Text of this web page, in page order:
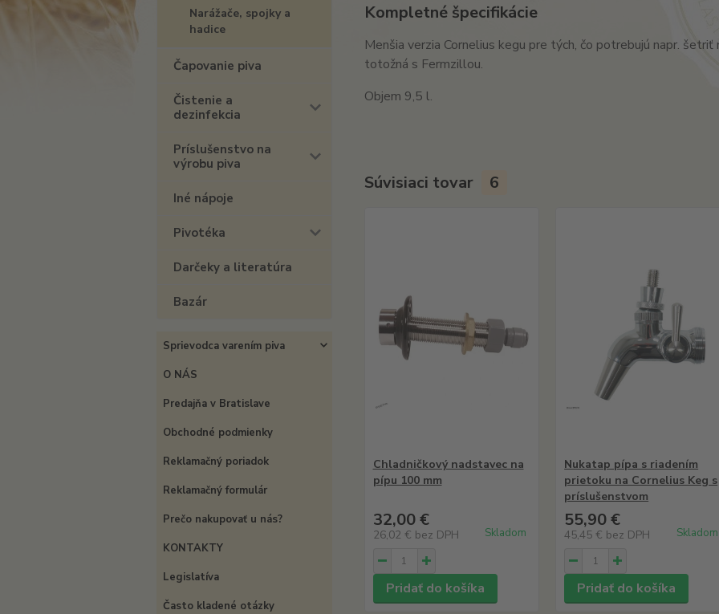
Narážače, spojky a
hadice
Čapovanie piva
Čistenie a
dezinfekcia
Príslušenstvo na
výrobu piva
Iné nápoje
Pivotéka
Darčeky a literatúra
Bazár
Sprievodca varením piva
O NÁS
Predajňa v Bratislave
Obchodné podmienky
Reklamačný poriadok
Reklamačný formulár
Prečo nakupovať u nás?
KONTAKTY
Legislatíva
Často kladené otázky
Kompletné špecifikácie
Menšia verzia Cornelius kegu pre tých, čo potrebujú napr.
totožná s Fermzillou.
Objem 9,5 l.
Súvisiaci tovar 6
Chladničkový nadstavec na
pípu 100 mm
32,00 €
26,02 € bez DPH Skladom
Pridať do košíka
Nukatap pípa s riadením
prietoku na Cornelius Keg s
príslušenstvom
55,90 €
45,45 € bez DPH Skladom
Pridať do košíka